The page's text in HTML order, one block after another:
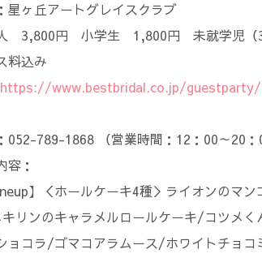
星ヶ丘アートグレイスクラブ
3,800円 小学生 1,800円 未就学児
料込み
https://www.bestbridal.co.jp/
052-789-1868 （営業時間：12：00～20：
：
】＜ホールケーキ4種＞ライオンのマ
リンのキャラメルロールケーキ/コツメく
ョコラ/ゴマコアラムース/ホワイトチョ